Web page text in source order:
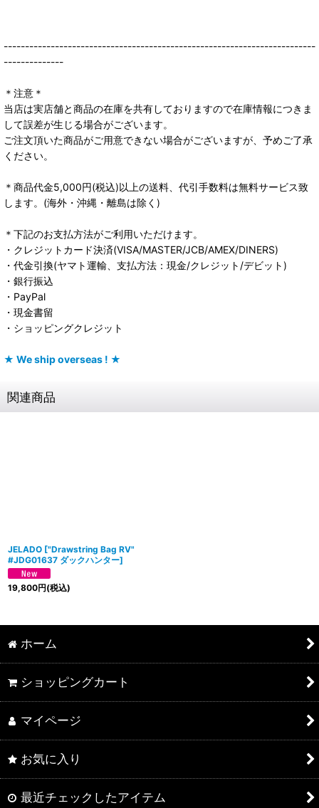
-------------------------------------------------------------------------
--------------
＊注意＊
当店は実店舗と商品の在庫を共有しておりますので在庫情報につきま
して誤差が生じる場合がございます。
ご注文頂いた商品がご用意できない場合がございますが、予めご了承
ください。
＊商品代金5,000円(税込)以上の送料、代引手数料は無料サービス致
します。(海外・沖縄・離島は除く)
＊下記のお支払方法がご利用いただけます。
・クレジットカード決済(VISA/MASTER/JCB/AMEX/DINERS)
・代金引換(ヤマト運輸、支払方法：現金/クレジット/デビット)
・銀行振込
・PayPal
・現金書留
・ショッピングクレジット
★ We ship overseas ! ★
関連商品
JELADO ["Drawstring Bag RV"
#JDG01637 ダックハンター]
19,800円(税込)
ホーム
ショッピングカート
マイページ
お気に入り
最近チェックしたアイテム